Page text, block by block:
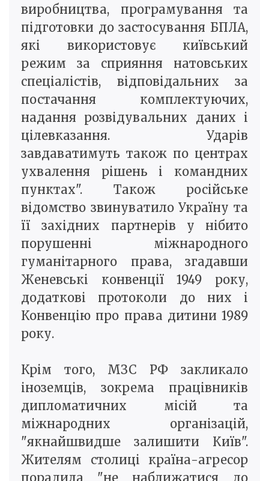
виробництва, програмування та
підготовки до застосування БПЛА,
які використовує київський
режим за сприяння натовських
спеціалістів, відповідальних за
постачання комплектуючих,
надання розвідувальних даних і
цілевказання. Ударів
завдаватимуть також по центрах
ухвалення рішень і командних
пунктах". Також російське
відомство звинуватило Україну та
її західних партнерів у нібито
порушенні міжнародного
гуманітарного права, згадавши
Женевські конвенції 1949 року,
додаткові протоколи до них і
Конвенцію про права дитини 1989
року.
Крім того, МЗС РФ закликало
іноземців, зокрема працівників
дипломатичних місій та
міжнародних організацій,
"якнайшвидше залишити Київ".
Жителям столиці країна-агресор
порадила "не наближатися до